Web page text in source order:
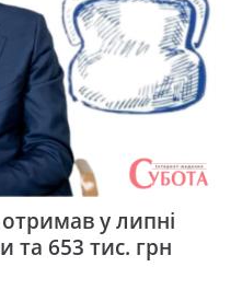
у липні
та 653 тис. грн